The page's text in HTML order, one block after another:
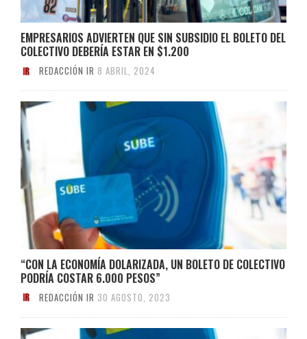
EMPRESARIOS ADVIERTEN QUE SIN SUBSIDIO EL BOLETO DEL
COLECTIVO DEBERÍA ESTAR EN $1.200
REDACCIÓN IR 8 ABRIL, 2024
“CON LA ECONOMÍA DOLARIZADA, UN BOLETO DE COLECTIVO
PODRÍA COSTAR 6.000 PESOS”
REDACCIÓN IR 30 AGOSTO, 2023